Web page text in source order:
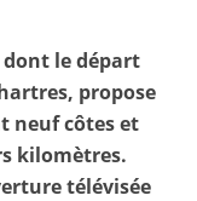
dont le départ
propose
neuf côtes et
kilomètres.
télévisée